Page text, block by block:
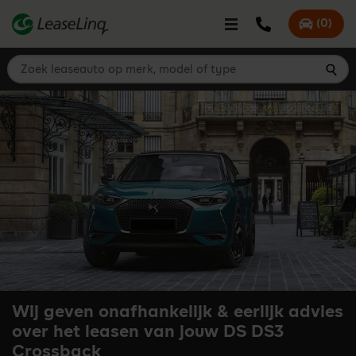
Bel LeaseLinq
Mijn
(0)
Zoek leaseauto op merk, model of type
Wij geven onafhankelijk & eerlijk advies
over het leasen van jouw DS DS3
Crossback